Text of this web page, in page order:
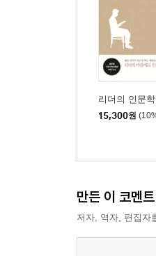
리더의 인문학
15,300원
만든 이 코멘트
저자, 역자, 편집자